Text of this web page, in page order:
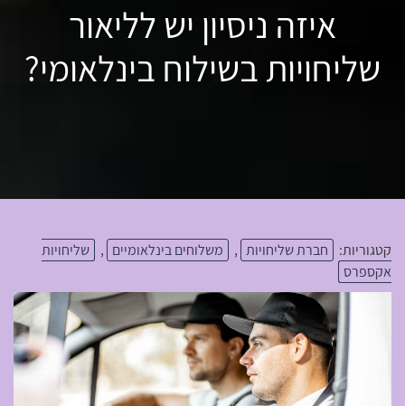
איזה ניסיון יש לליאור
שליחויות בשילוח בינלאומי?
קטגוריות: חברת שליחויות , משלוחים בינלאומיים ,
שליחויות
אקספרס